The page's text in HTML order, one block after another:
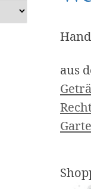
aus